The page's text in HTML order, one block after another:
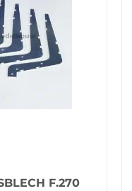
F.270